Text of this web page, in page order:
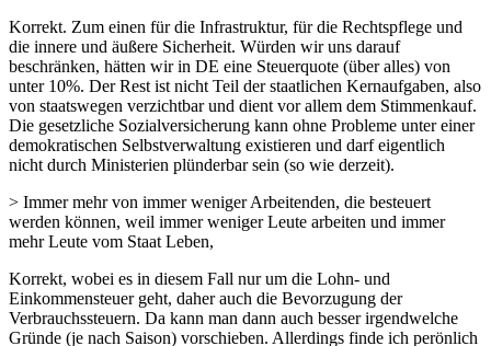
Korrekt. Zum einen für die Infrastruktur, für die Rechtspflege und
die innere und äußere Sicherheit. Würden wir uns darauf
beschränken, hätten wir in DE eine Steuerquote (über alles) von
unter 10%. Der Rest ist nicht Teil der staatlichen Kernaufgaben, also
von staatswegen verzichtbar und dient vor allem dem Stimmenkauf.
Die gesetzliche Sozialversicherung kann ohne Probleme unter einer
demokratischen Selbstverwaltung existieren und darf eigentlich
nicht durch Ministerien plünderbar sein (so wie derzeit).
> Immer mehr von immer weniger Arbeitenden, die besteuert
werden können, weil immer weniger Leute arbeiten und immer
mehr Leute vom Staat Leben,
Korrekt, wobei es in diesem Fall nur um die Lohn- und
Einkommensteuer geht, daher auch die Bevorzugung der
Verbrauchssteuern. Da kann man dann auch besser irgendwelche
Gründe (je nach Saison) vorschieben. Allerdings finde ich perönlich